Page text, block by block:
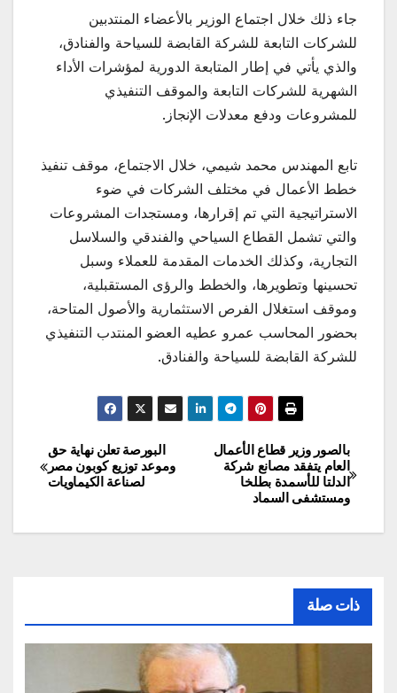
جاء ذلك خلال اجتماع الوزير بالأعضاء المنتدبين
للشركات التابعة للشركة القابضة للسياحة والفنادق،
والذي يأتي في إطار المتابعة الدورية لمؤشرات الأداء
الشهرية للشركات التابعة والموقف التنفيذي
للمشروعات ودفع معدلات الإنجاز.
تابع المهندس محمد شيمي، خلال الاجتماع، موقف تنفيذ
خطط الأعمال في مختلف الشركات في ضوء
الاستراتيجية التي تم إقرارها، ومستجدات المشروعات
والتي تشمل القطاع السياحي والفندقي والسلاسل
التجارية، وكذلك الخدمات المقدمة للعملاء وسبل
تحسينها وتطويرها، والخطط والرؤى المستقبلية،
وموقف استغلال الفرص الاستثمارية والأصول المتاحة،
بحضور المحاسب عمرو عطيه العضو المنتدب التنفيذي
للشركة القابضة للسياحة والفنادق.
تصفّح
المقالات
البورصة تعلن نهاية حق
وموعد توزيع كوبون مصر
لصناعة الكيماويات
بالصور وزير قطاع الأعمال
العام يتفقد مصانع شركة
الدلتا للأسمدة بطلخا
ومستشفى السماد
ذات صلة